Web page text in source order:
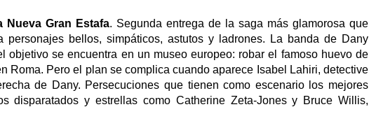
Nueva Gran Estafa. Segunda entrega de la saga más glamorosa que
personajes bellos, simpáticos, astutos y ladrones. La banda de Dany
objetivo se encuentra en un museo europeo: robar el famoso huevo de
Roma. Pero el plan se complica cuando aparece Isabel Lahiri, detective
de Dany. Persecuciones que tienen como escenario los mejores
disparatados y estrellas como Catherine Zeta-Jones y Bruce Willis,